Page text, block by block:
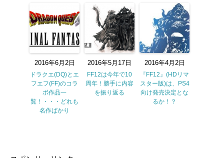
2016年6月2日
ドラクエ(DQ)とエ
フエフ(FF)のコラ
ボ作品一
覧！・・・どれも
名作ばかり
2016年5月17日
FF12は今年で10
周年！勝手に内容
を振り返る
2016年4月2日
『FF12』(HDリマ
スター版)は、PS4
向け発売決定とな
るか！？